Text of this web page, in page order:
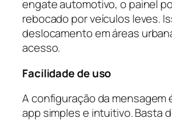
engate automotivo, o painel
rebocado por veículos leves.
deslocamento em áreas
acesso.
Facilidade de uso
A configuração da mensagem
app simples e intuitivo. Basta